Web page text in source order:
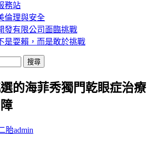
務站
倫理與安全
發有限公司面臨挑戰
是耍賴，而是敢於挑戰
的海菲秀獨門乾眼症治療
胎admin